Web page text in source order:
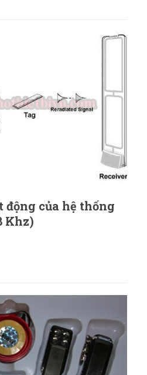
của hệ thống
Khz)